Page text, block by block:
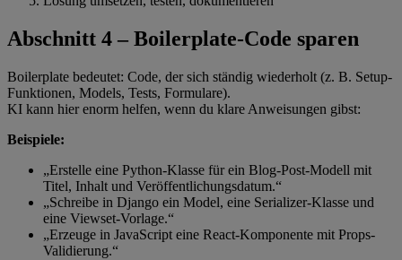
Abschnitt 4 – Boilerplate-Code sparen
Boilerplate bedeutet: Code, der sich ständig wiederholt (z. B. Setup-
Funktionen, Models, Tests, Formulare).
KI kann hier enorm helfen, wenn du klare Anweisungen gibst:
Beispiele:
„Erstelle eine Python-Klasse für ein Blog-Post-Modell mit
Titel, Inhalt und Veröffentlichungsdatum.“
„Schreibe in Django ein Model, eine Serializer-Klasse und
eine Viewset-Vorlage.“
„Erzeuge in JavaScript eine React-Komponente mit Props-
Validierung.“